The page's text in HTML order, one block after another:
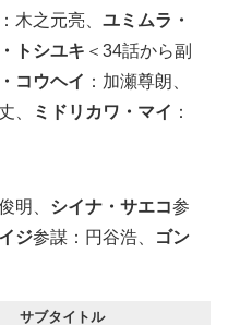
木之元亮、ユミムラ・
トシユキ ＜34話から副
コウヘイ ：加瀬尊朗、
、 ミドリカワ・マイ ：
明、 シイナ・サエコ参
ジ参謀：円谷浩、
ゴン
サブタイトル